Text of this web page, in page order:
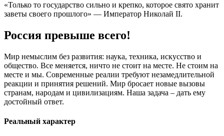
«Только то государство сильно и крепко, которое свято хранит
заветы своего прошлого» — Император Николай II.
Россия превыше всего!
Мир немыслим без развития: наука, техника, искусство и
общество. Все меняется, ничто не стоит на месте. Не стоим на
месте и мы. Современные реалии требуют незамедлительной
реакции и принятия решений. Мир бросает новые вызовы
странам, народам и цивилизациям. Наша задача – дать ему
достойный ответ.
Реальный характер